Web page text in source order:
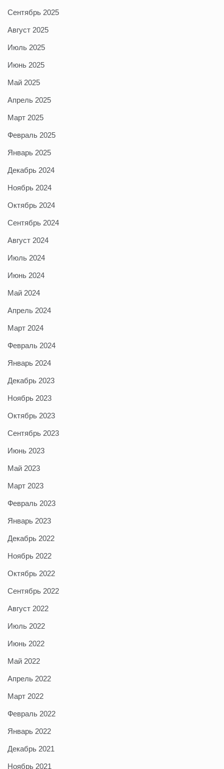
Сентябрь 2025
Август 2025
Июль 2025
Июнь 2025
Май 2025
Апрель 2025
Март 2025
Февраль 2025
Январь 2025
Декабрь 2024
Ноябрь 2024
Октябрь 2024
Сентябрь 2024
Август 2024
Июль 2024
Июнь 2024
Май 2024
Апрель 2024
Март 2024
Февраль 2024
Январь 2024
Декабрь 2023
Ноябрь 2023
Октябрь 2023
Сентябрь 2023
Июнь 2023
Май 2023
Март 2023
Февраль 2023
Январь 2023
Декабрь 2022
Ноябрь 2022
Октябрь 2022
Сентябрь 2022
Август 2022
Июль 2022
Июнь 2022
Май 2022
Апрель 2022
Март 2022
Февраль 2022
Январь 2022
Декабрь 2021
Ноябрь 2021